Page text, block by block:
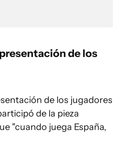
de los
de los jugadores
de la pieza
"cuando juega España,